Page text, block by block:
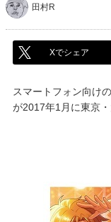
田村R
Xでシェア
スマートフォン向け
が2017年1月に東京